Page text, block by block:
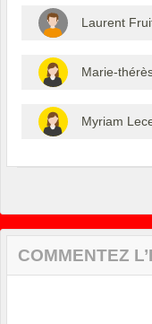
Laurent
Marie-
Myriam
COMMENTEZ